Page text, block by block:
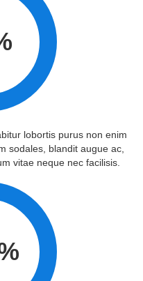
lobortis purus non enim
sodales, blandit augue ac,
vitae neque nec facilisis.